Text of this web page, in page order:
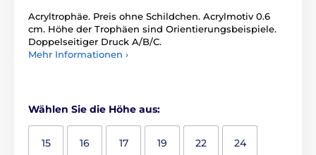
Acryltrophäe. Preis ohne Schildchen. Acrylmotiv 0.6
cm. Höhe der Trophäen sind Orientierungsbeispiele.
Doppelseitiger Druck A/B/C.
Mehr Informationen ›
Wählen Sie die Höhe aus:
15 16 17 19 22 24